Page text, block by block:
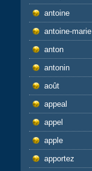
antoine
antoine-marie
anton
antonin
août
appeal
appel
apple
apportez